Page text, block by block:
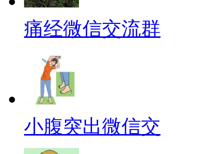
痛经微信交流群
小腹突出微信交